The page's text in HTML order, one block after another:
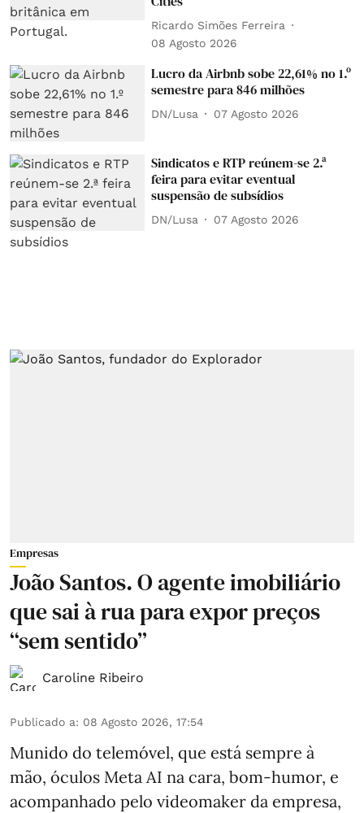
Ricardo Simões Ferreira
08 Agosto 2026
Lucro da Airbnb sobe 22,61% no 1.º
semestre para 846 milhões
DN/Lusa 07 Agosto 2026
Sindicatos e RTP reúnem-se 2.ª
feira para evitar eventual
suspensão de subsídios
DN/Lusa 07 Agosto 2026
Empresas
João Santos. O agente imobiliário
que sai à rua para expor preços
“sem sentido”
Caroline Ribeiro
Publicado a: 08 Agosto 2026, 17:54
Munido do telemóvel, que está sempre à
mão, óculos Meta AI na cara, bom-humor, e
acompanhado pelo videomaker da empresa,